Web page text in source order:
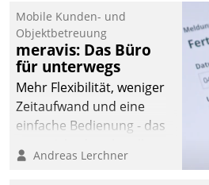
und Beschwerde-Management
ein.
Mobile Kunden- und
Objektbetreuung
meravis: Das Büro
für unterwegs
Mehr Flexibilität, weniger
Zeitaufwand und eine
einfache Bedienung - das
Cockpit für mobile
Andreas Lerchner